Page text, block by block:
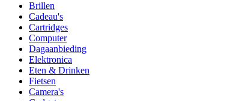
Brillen
Cadeau's
Cartridges
Computer
Dagaanbieding
Elektronica
Eten & Drinken
Fietsen
Camera's